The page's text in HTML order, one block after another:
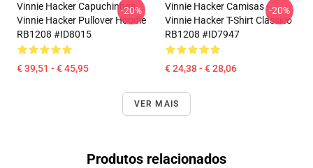
Vinnie Hacker Capuchinhos...
Vinnie Hacker Pullover Hoodie
RB1208 #ID8015
€ 39,51 - € 45,95
-20%
Vinnie Hacker Camisas -
Vinnie Hacker T-Shirt Clássico
RB1208 #ID7947
€ 24,38 - € 28,06
-20%
VER MAIS
Produtos relacionados